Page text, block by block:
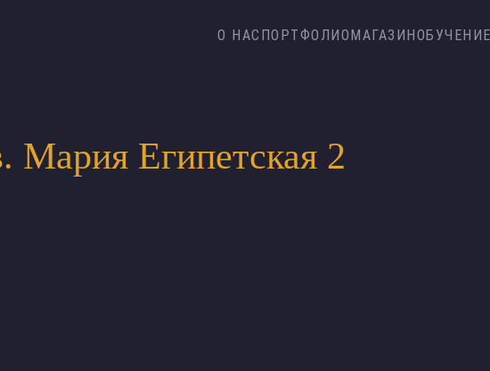
О НАС ПОРТФОЛИОМАГАЗИНОБУЧЕНИЕ
Мария Египетская 2